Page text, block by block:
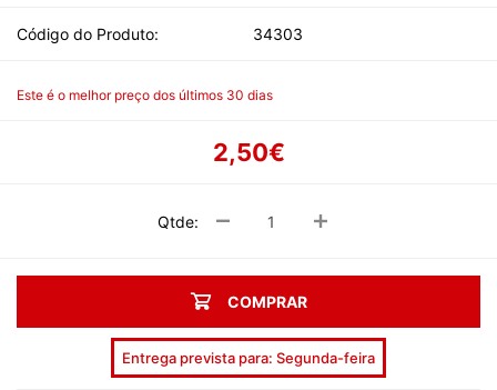
Código do Produto: 34303
Este é o melhor preço dos últimos 30 dias
2,50€
Qtde:
COMPRAR
Entrega prevista para: Segunda-feira